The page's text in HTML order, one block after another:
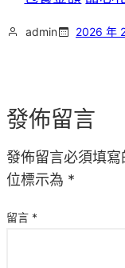
admin 2026 年
發佈留言
發佈留言必須填寫
位標示為 *
留言 *